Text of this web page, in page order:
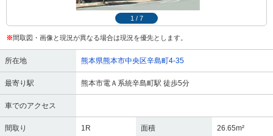
1 / 7
※間取図・画像と現況が異なる場合は現況を優先とします。
所在地 熊本県熊本市中央区辛島町4-35
最寄り駅 熊本市電Ａ系統辛島町駅 徒歩5分
車でのアクセス
間取り 1R 面積 26.65m²